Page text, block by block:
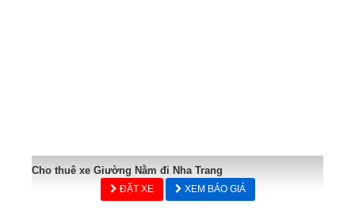
Cho thuê xe Giường Nằm đi Nha Trang
ĐẶT XE XEM BÁO GIÁ